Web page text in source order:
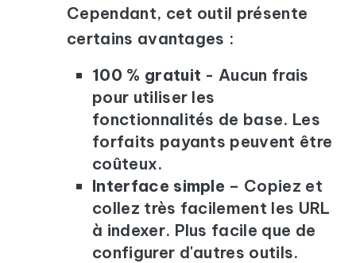
Cependant, cet outil présente
certains avantages :
100 % gratuit - Aucun frais
pour utiliser les
fonctionnalités de base. Les
forfaits payants peuvent être
coûteux.
Interface simple – Copiez et
collez très facilement les URL
à indexer. Plus facile que de
configurer d'autres outils.